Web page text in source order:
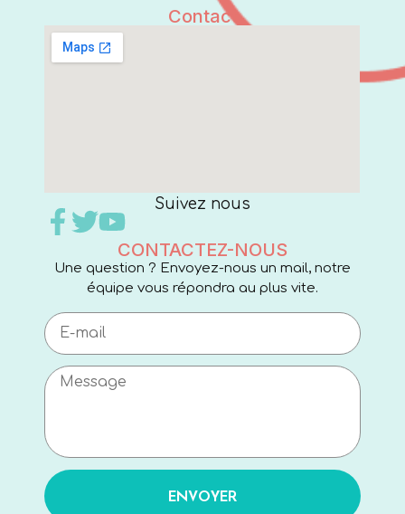
Contact
Suivez nous
CONTACTEZ-NOUS
Une question ? Envoyez-nous un mail, notre
équipe vous répondra au plus vite.
ENVOYER